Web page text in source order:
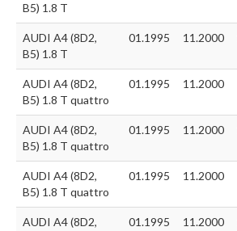
B5) 1.8 T
AUDI A4 (8D2,
B5) 1.8 T
01.1995 11.2000
AUDI A4 (8D2,
B5) 1.8 T quattro
01.1995 11.2000
AUDI A4 (8D2,
B5) 1.8 T quattro
01.1995 11.2000
AUDI A4 (8D2,
B5) 1.8 T quattro
01.1995 11.2000
AUDI A4 (8D2, 01.1995 11.2000